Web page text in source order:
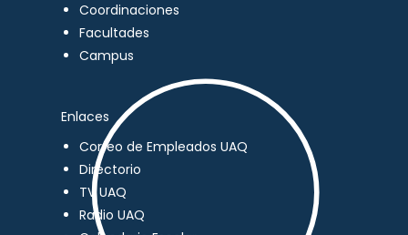
Coordinaciones
Facultades
Campus
Enlaces
Correo de Empleados UAQ
Directorio
TV UAQ
Radio UAQ